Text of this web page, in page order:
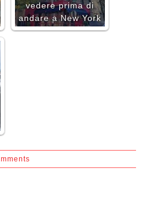
vedere prima di
andare a New York